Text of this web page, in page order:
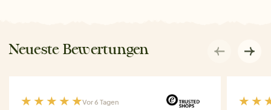
Neueste Bewertungen
Vor 6 Tagen